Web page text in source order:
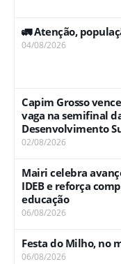
🚛 Atenção,
04/08/2026
Capim Grosso
vaga na semifinal
Desenvolvimento
02/08/2026
Mairi celebra
IDEB e reforça
educação
06/08/2026
Festa do Milho, no
06/08/2026